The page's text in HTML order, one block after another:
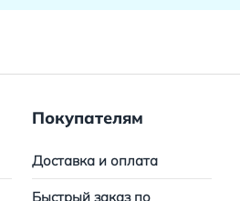
Покупателям
Доставка и оплата
Быстрый заказ по